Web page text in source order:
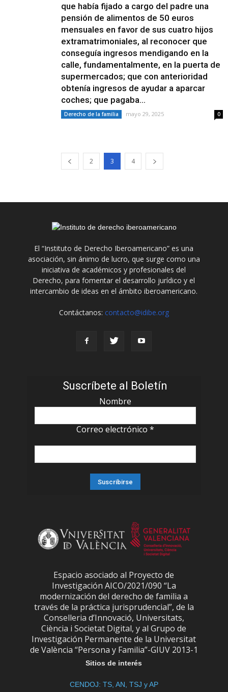
que había fijado a cargo del padre una
pensión de alimentos de 50 euros
mensuales en favor de sus cuatro hijos
extramatrimoniales, al reconocer que
conseguía ingresos mendigando en la
calle, fundamentalmente, en la puerta de
supermercados; que con anterioridad
obtenía ingresos de ayudar a aparcar
coches; que pagaba...
Derecho de la familia mayo 29, 2025 0
2 3 4
El “Instituto de Derecho Iberoamericano” es una
asociación, sin ánimo de lucro, que surge como una
iniciativa de académicos y profesionales del
Derecho, para fomentar el desarrollo jurídico y el
intercambio de ideas en el ámbito iberoamericano.
Contáctanos: contacto@idibe.org
Suscríbete al Boletín
Nombre
Correo electrónico *
Espacio asociado al Proyecto de
Investigación AICO/2021/090 “La
modernización del derecho de familia a
través de la práctica jurisprudencial”, de la
Conselleria d’Innovació, Universitats,
Ciència i Societat Digital, y al Grupo de
Investigación Permanente de la Universitat
de València “Persona y Familia”-GIUV 2013-1
Sitios de interés
CENDOJ: TS, AN, TSJ y AP